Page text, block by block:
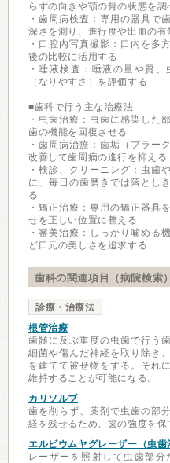
らずの向きや顎の骨の状態を調
・歯周病検査：専用の器具で
深さを測り、進行度や出血の有
・口腔内写真撮影：口内を多
後の比較に活用する
・唾液検査：唾液の量や質
（なりやすさ）を評価する
■歯科で行う主な治療法
・虫歯治療：虫歯に感染した
歯の機能を回復させる
・歯周病治療：歯垢（プラー
改善して歯周病の進行を抑える
・検診、クリーニング：虫歯
に、毎日の歯磨きでは落とし
る
・矯正治療：専用の矯正器具
せを正しい位置に整える
・審美治療：しっかり噛める
ど口元の美しさを追求する
歯科の関連項目（病院検索）
診療・治療法
根管治療
歯髄に及ぶ重度の虫歯で行う
細菌や傷んだ神経を取り除き
を建てて被せ物をする。それ
維持することが可能になる。
カリソルブ
歯を削らず、薬剤で虫歯の部
経を残せるため、歯の強度を保
エルビウムヤグレーザー（虫歯
レーザーを照射して虫歯部